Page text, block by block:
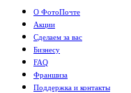
О ФотоПочте
Акции
Сделаем за вас
Бизнесу
FAQ
Франшиза
Поддержка и контакты